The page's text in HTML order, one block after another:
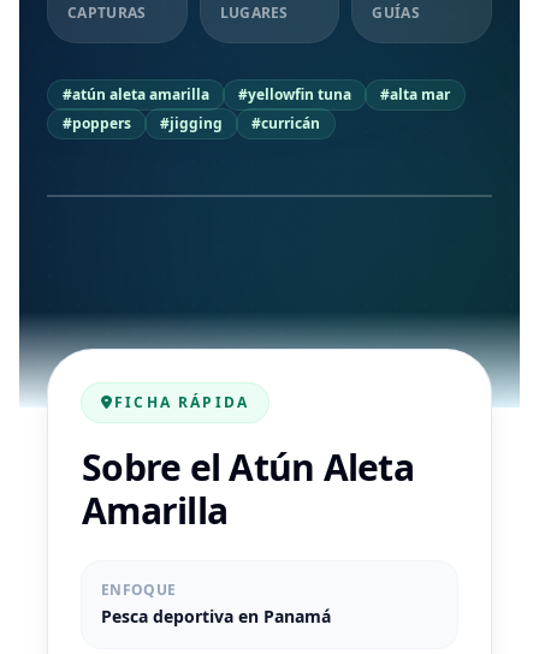
CAPTURAS LUGARES GUÍAS
#atún aleta amarilla #yellowfin tuna
#alta mar
#poppers
#jigging #curricán
CAPTURAS PANAMÁ
Dónde buscarlo, cómo
trabajarlo y qué usar para
capturarlo.
FICHA RÁPIDA
Sobre el Atún Aleta
Amarilla
ENFOQUE
Pesca deportiva en Panamá